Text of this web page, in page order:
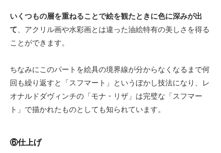
いくつもの層を重ねることで絵を観たときに色に深みが出
て 、アクリル画や水彩画とは違った油絵特有の美しさを得る
ことができます。
ちなみにこのパートを絵具の境界線が分からなくなるまで何
回も繰り返すと「スフマート」というぼかし技法になり、レ
オナルドダヴィンチの「モナ・リザ」は完璧な「スフマー
ト」で描かれたものとしても知られています。
⑥仕上げ